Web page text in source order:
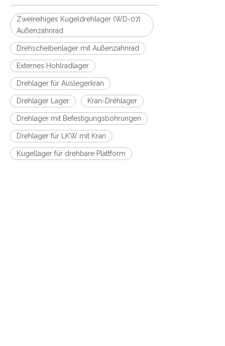
Zweireihiges Kugeldrehlager (WD-07)
Außenzahnrad
Drehscheibenlager mit Außenzahnrad
Externes Hohlradlager
Drehlager für Auslegerkran
Drehlager Lager Kran-Drehlager
Drehlager mit Befestigungsbohrungen
Drehlager für LKW mit Kran
Kugellager für drehbare Plattform